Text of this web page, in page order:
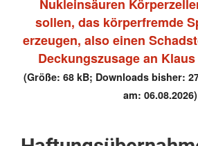
Nukleinsäuren
sollen, das körperfremde
erzeugen, also einen
Deckungszusage an
(Größe: 68 kB; Downloads bisher:
am: 06.08.2026)